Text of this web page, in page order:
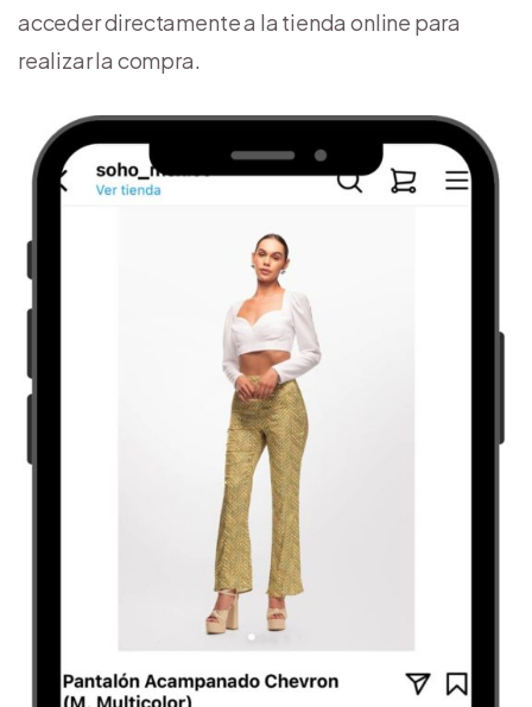
acceder directamente a la tienda online para
realizar la compra.